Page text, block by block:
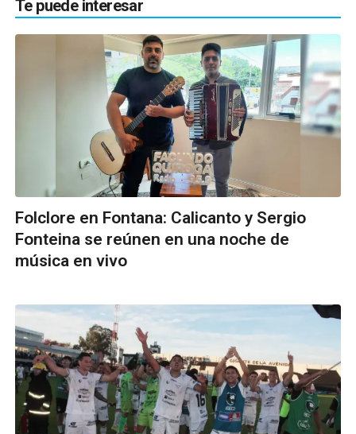
Te puede interesar
Folclore en Fontana: Calicanto y Sergio
Fonteina se reúnen en una noche de
música en vivo